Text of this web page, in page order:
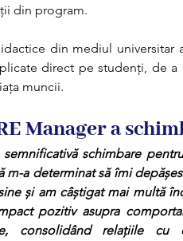
din program.
din mediul
direct pe studenți, de
muncii.
Manager a
semnificativă schimbare
m-a determinat să îmi
și am câștigat mai multă
pozitiv asupra
consolidând relațiile